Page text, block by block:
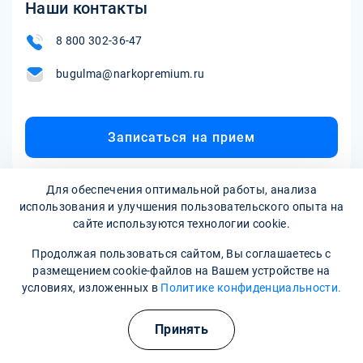
Наши контакты
8 800 302-36-47
bugulma@narkopremium.ru
Записаться на прием
Наркологическая клиника:опытные врачи, хорошие
условия и гарантия анонимности
Для обеспечения оптимальной работы, анализа
использования и улучшения пользовательского опыта на
сайте используются технологии cookie.
Продолжая пользоваться сайтом, Вы соглашаетесь с
размещением cookie-файлов на Вашем устройстве на
условиях, изложенных в Политике конфиденциальности.
Принять